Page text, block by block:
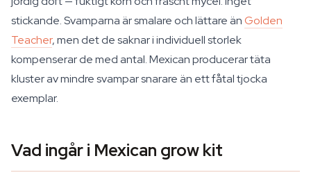
stickande. Svamparna är smalare och lättare änGolden
Teacher, men det de saknar i individuell storlek
kompenserar de med antal. Mexican producerar täta
kluster av mindre svampar snarare än ett fåtal tjocka
exemplar.
Vad ingår i Mexican grow kit